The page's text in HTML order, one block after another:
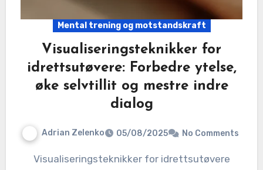
Mental trening og motstandskraft
Visualiseringsteknikker for
idrettsutøvere: Forbedre ytelse,
øke selvtillit og mestre indre
dialog
Adrian Zelenko 05/08/2025 No Comments
Visualiseringsteknikker for idrettsutøvere